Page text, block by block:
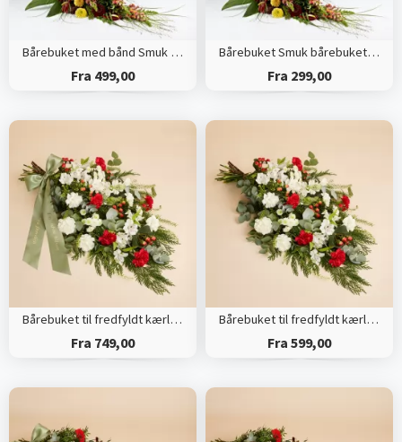
Bårebuket med bånd Smuk bårebuket med årstidens blomster
Fra 499,00
Bårebuket Smuk bårebuket med årstidens blomster
Fra 299,00
Bårebuket til fredfyldt kærlighed med bånd
Fra 749,00
Bårebuket til fredfyldt kærlighed
Fra 599,00